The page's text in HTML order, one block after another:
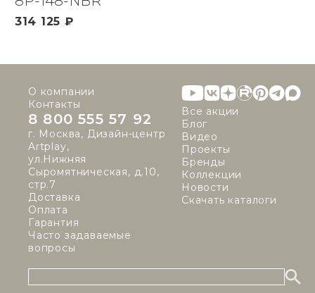
314 125 ₽
О компании
Контакты
8 800 555 57 92
г. Москва, Дизайн-центр
Artplay,
ул.Нижняя
Сыромятническая, д.10,
стр.7
Доставка
Оплата
Гарантия
Часто задаваемые
вопросы
Все акции
Блог
Видео
Проекты
Бренды
Коллекции
Новости
Скачать каталоги